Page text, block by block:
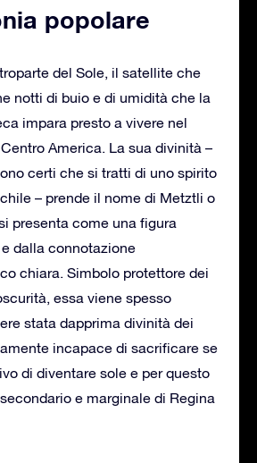
popolare
del Sole, il satellite che
notti di buio e di umidità che la
impara presto a vivere nel
America. La sua divinità –
certi che si tratti di uno spirito
– prende il nome di Metztli o
presenta come una figura
dalla connotazione
chiara. Simbolo protettore dei
essa viene spesso
stata dapprima divinità dei
incapace di sacrificare se
di diventare sole e per questo
e marginale di Regina